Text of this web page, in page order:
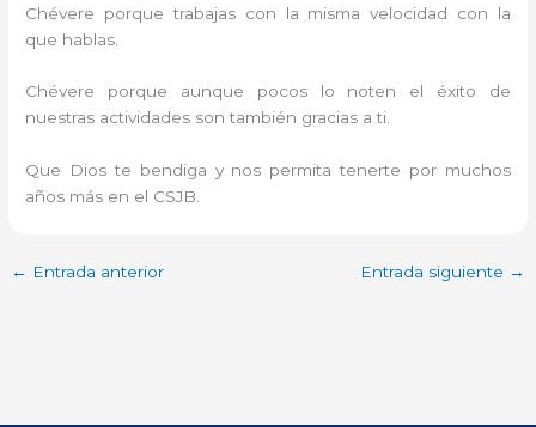
Chévere porque trabajas con la misma velocidad con la
que hablas.
Chévere porque aunque pocos lo noten el éxito de
nuestras actividades son también gracias a ti.
Que Dios te bendiga y nos permita tenerte por muchos
años más en el CSJB.
← Entrada anterior Entrada siguiente →